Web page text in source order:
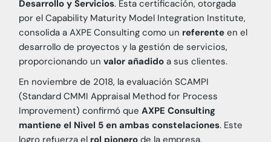
Desarrollo y Servicios. Esta certificación, otorgada
por el Capability Maturity Model Integration Institute,
consolida a AXPE Consulting como un referente en el
desarrollo de proyectos y la gestión de servicios,
proporcionando unvalor añadido a sus clientes.
En noviembre de 2018, la evaluación SCAMPI
(Standard CMMI Appraisal Method for Process
Improvement) confirmó queAXPE Consulting
mantiene el Nivel 5 en ambas constelaciones. Este